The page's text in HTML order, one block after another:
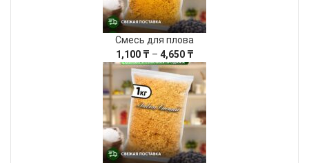
Смесь для плова
1,100 ₸ – 4,650 ₸Диапазон
цен:
1,100 ₸
–
4,650 ₸